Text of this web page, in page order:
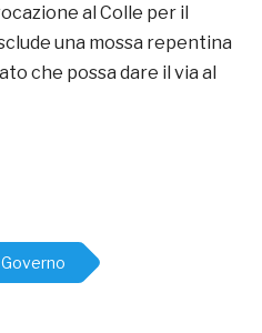
al Colle per il
una mossa repentina
che possa dare il via al
Governo